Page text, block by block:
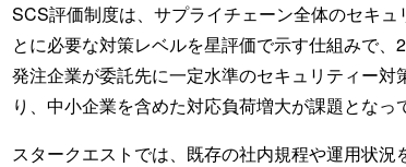
SCS評価制度は、サプライチェーン全体のセキ
とに必要な対策レベルを星評価で示す仕組みで、
発注企業が委託先に一定水準のセキュリティー
り、中小企業を含めた対応負荷増大が課題となっ
スタークエストでは、既存の社内規程や運用状況